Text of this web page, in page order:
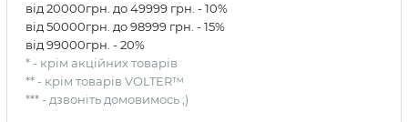
від 20000грн. до 49999 грн. - 10%
від 50000грн. до 98999 грн. - 15%
від 99000грн. - 20%
* - крім акційних товарів
** - крім товарів VOLTER™
*** - дзвоніть домовимось ;)